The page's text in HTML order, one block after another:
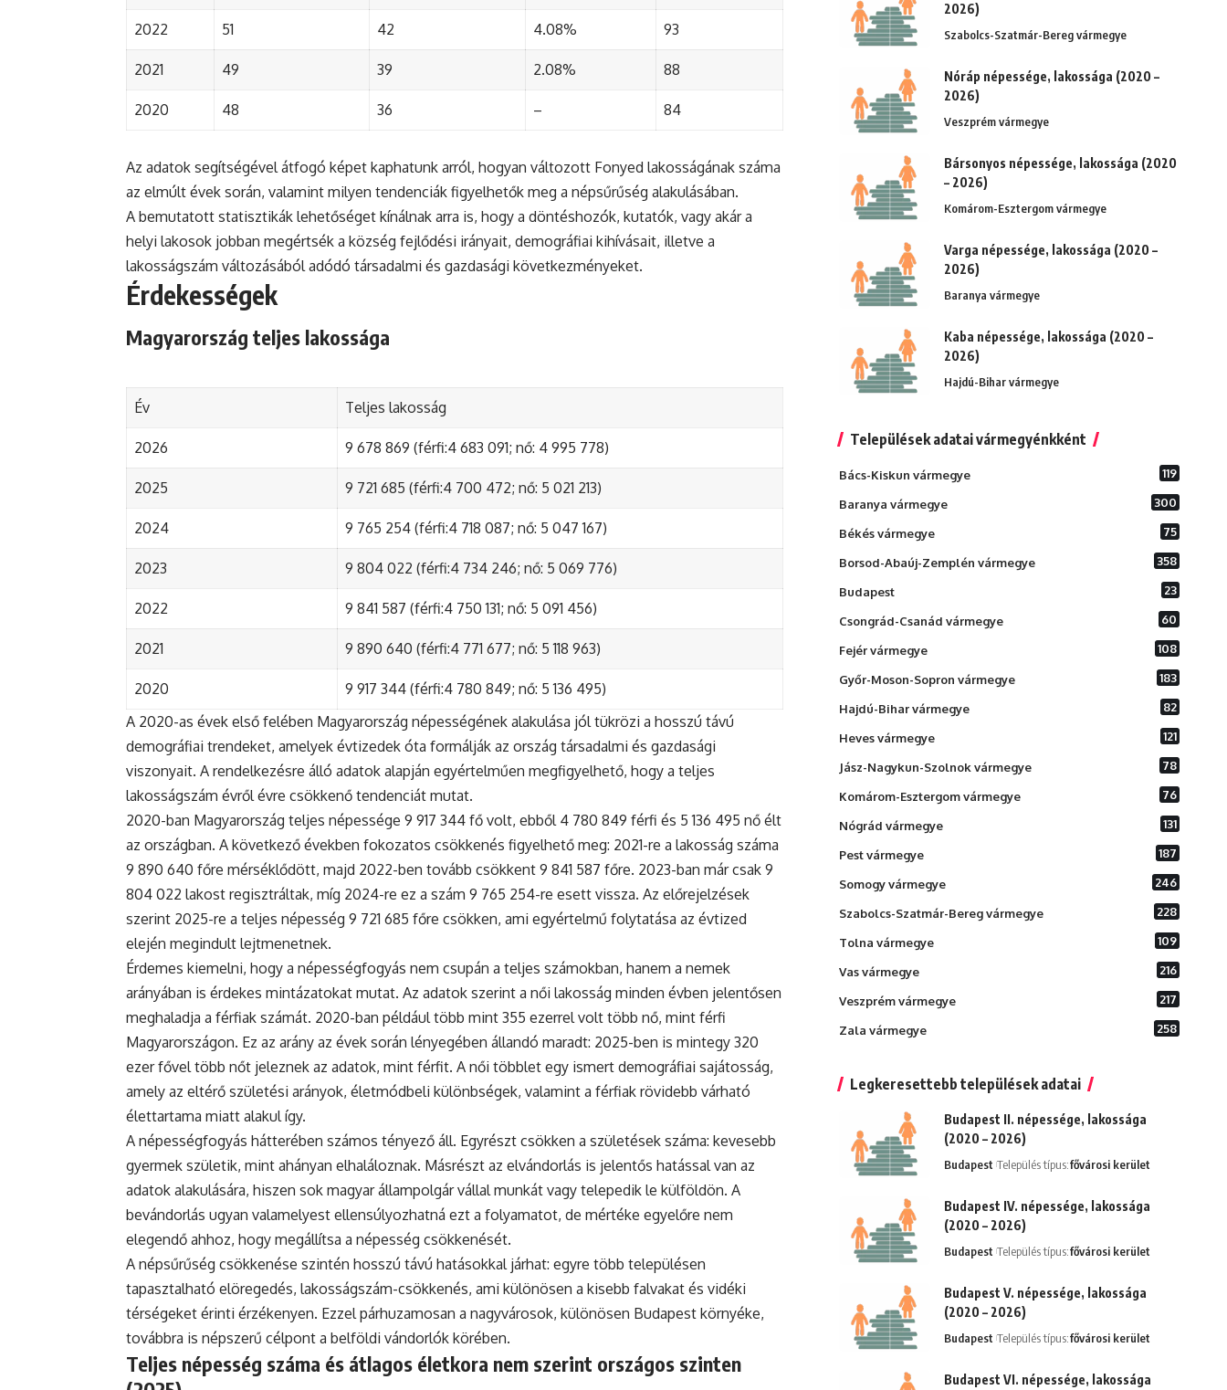
2022 51 42 4.08% 93
2021 49 39 2.08% 88
2020 48 36 – 84
Az adatok segítségével átfogó képet kaphatunk arról, hogyan változott Fonyed lakosságának száma
az elmúlt évek során, valamint milyen tendenciák figyelhetők meg a népsűrűség alakulásában.
A bemutatott statisztikák lehetőséget kínálnak arra is, hogy a döntéshozók, kutatók, vagy akár a
helyi lakosok jobban megértsék a község fejlődési irányait, demográfiai kihívásait, illetve a
lakosságszám változásából adódó társadalmi és gazdasági következményeket.
Érdekességek
Magyarország teljes lakossága
Év Teljes lakosság
2026 9 678 869 (férfi:4 683 091; nő: 4 995 778)
2025 9 721 685 (férfi:4 700 472; nő: 5 021 213)
2024 9 765 254 (férfi:4 718 087; nő: 5 047 167)
2023 9 804 022 (férfi:4 734 246; nő: 5 069 776)
2022 9 841 587 (férfi:4 750 131; nő: 5 091 456)
2021 9 890 640 (férfi:4 771 677; nő: 5 118 963)
2020
9 917 344 (férfi:4 780 849; nő: 5 136 495)
A 2020-as évek első felében Magyarország népességének alakulása jól tükrözi a hosszú távú
demográfiai trendeket, amelyek évtizedek óta formálják az ország társadalmi és gazdasági
viszonyait. A rendelkezésre álló adatok alapján egyértelműen megfigyelhető, hogy a teljes
lakosságszám évről évre csökkenő tendenciát mutat.
2020-ban Magyarország teljes népessége 9 917 344 fő volt, ebből 4 780 849 férfi és 5 136 495 nő élt
az országban. A következő években fokozatos csökkenés figyelhető meg: 2021-re a lakosság száma
9 890 640 főre mérséklődött, majd 2022-ben tovább csökkent 9 841 587 főre. 2023-ban már csak 9
804 022 lakost regisztráltak, míg 2024-re ez a szám 9 765 254-re esett vissza. Az előrejelzések
szerint 2025-re a teljes népesség 9 721 685 főre csökken, ami egyértelmű folytatása az évtized
elején megindult lejtmenetnek.
Érdemes kiemelni, hogy a népességfogyás nem csupán a teljes számokban, hanem a nemek
arányában is érdekes mintázatokat mutat. Az adatok szerint a női lakosság minden évben jelentősen
meghaladja a férfiak számát. 2020-ban például több mint 355 ezerrel volt több nő, mint férfi
Magyarországon. Ez az arány az évek során lényegében állandó maradt: 2025-ben is mintegy 320
ezer fővel több nőt jeleznek az adatok, mint férfit. A női többlet egy ismert demográfiai sajátosság,
amely az eltérő születési arányok, életmódbeli különbségek, valamint a férfiak rövidebb várható
élettartama miatt alakul így.
A népességfogyás hátterében számos tényező áll. Egyrészt csökken a születések száma: kevesebb
gyermek születik, mint ahányan elhaláloznak. Másrészt az elvándorlás is jelentős hatással van az
adatok alakulására, hiszen sok magyar állampolgár vállal munkát vagy telepedik le külföldön. A
bevándorlás ugyan valamelyest ellensúlyozhatná ezt a folyamatot, de mértéke egyelőre nem
elegendő ahhoz, hogy megállítsa a népesség csökkenését.
A népsűrűség csökkenése szintén hosszú távú hatásokkal járhat: egyre több településen
tapasztalható elöregedés, lakosságszám-csökkenés, ami különösen a kisebb falvakat és vidéki
térségeket érinti érzékenyen. Ezzel párhuzamosan a nagyvárosok, különösen Budapest környéke,
továbbra is népszerű célpont a belföldi vándorlók körében.
Teljes népesség száma és átlagos életkora nem szerint országos szinten
2026)
Szabolcs-Szatmár-Bereg vármegye
Nóráp népessége, lakossága (2020 –
2026)
Veszprém vármegye
Bársonyos népessége, lakossága (2020
– 2026)
Komárom-Esztergom vármegye
Varga népessége, lakossága (2020 –
2026)
Baranya vármegye
Kaba népessége, lakossága (2020 –
2026)
Hajdú-Bihar vármegye
Települések adatai vármegyénkként
Bács-Kiskun vármegye 119
Baranya vármegye 300
Békés vármegye 75
Borsod-Abaúj-Zemplén vármegye 358
Budapest 23
Csongrád-Csanád vármegye 60
Fejér vármegye 108
Győr-Moson-Sopron vármegye 183
Hajdú-Bihar vármegye 82
Heves vármegye 121
Jász-Nagykun-Szolnok vármegye 78
Komárom-Esztergom vármegye 76
Nógrád vármegye 131
Pest vármegye 187
Somogy vármegye 246
Szabolcs-Szatmár-Bereg vármegye 228
Tolna vármegye 109
Vas vármegye 216
Veszprém vármegye 217
Zala vármegye 258
Legkeresettebb települések adatai
Budapest II. népessége, lakossága
(2020 – 2026)
Budapest Település típus:fővárosi kerület
Budapest IV. népessége, lakossága
(2020 – 2026)
Budapest Település típus:fővárosi kerület
Budapest V. népessége, lakossága
(2020 – 2026)
Budapest Település típus:fővárosi kerület
Budapest VI. népessége, lakossága